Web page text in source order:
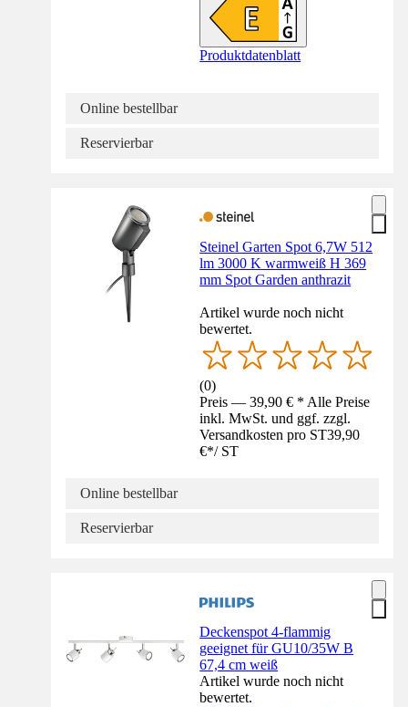
Produktdatenblatt
Online bestellbar
Reservierbar
Steinel Garten Spot 6,7W 512
lm 3000 K warmweiß H 369
mm Spot Garden anthrazit
Artikel wurde noch nicht
bewertet.
(0)
Preis — 39,90 € * Alle Preise
inkl. MwSt. und ggf. zzgl.
Versandkosten pro ST39,90
€*/ ST
Online bestellbar
Reservierbar
Deckenspot 4-flammig
geeignet für GU10/35W B
67,4 cm weiß
Artikel wurde noch nicht
bewertet.